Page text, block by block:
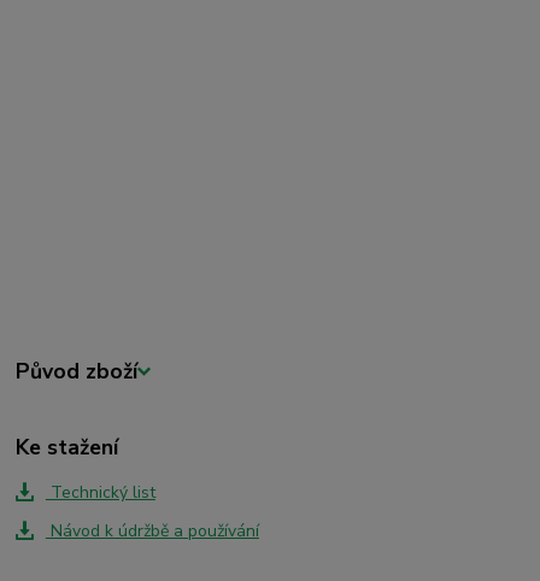
Původ zboží
Ke stažení
Technický list
Návod k údržbě a používání